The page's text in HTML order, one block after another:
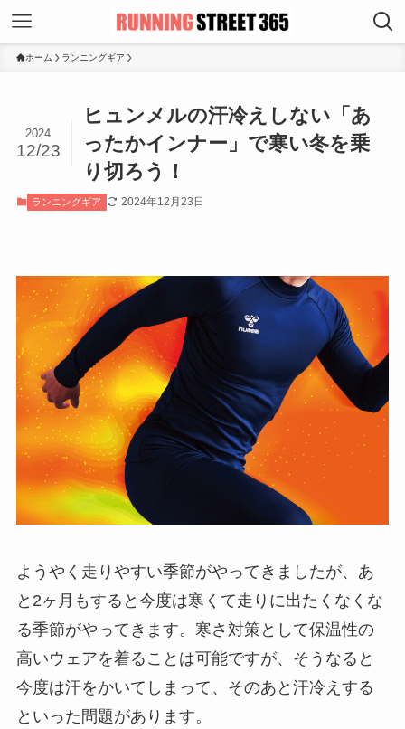
ホーム ランニングギア
ヒュンメルの汗冷えしない「あ
ったかインナー」で寒い冬を乗
り切ろう！
2024
12/23
ランニングギア 2024年12月23日
ようやく走りやすい季節がやってきましたが、あ
と2ヶ月もすると今度は寒くて走りに出たくなくな
る季節がやってきます。寒さ対策として保温性の
高いウェアを着ることは可能ですが、そうなると
今度は汗をかいてしまって、そのあと汗冷えする
といった問題があります。